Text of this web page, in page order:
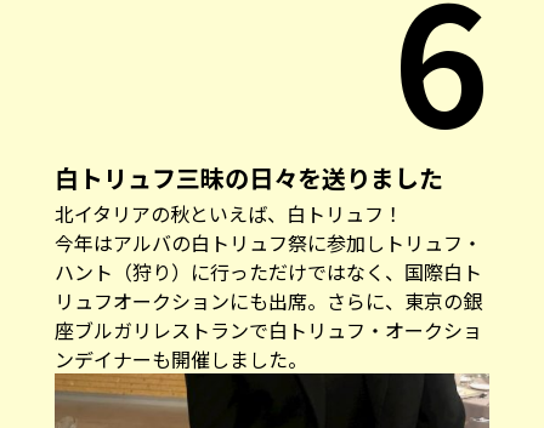
6
白トリュフ三昧の日々を送りました
北イタリアの秋といえば、白トリュフ！
今年はアルバの白トリュフ祭に参加しトリュフ・
ハント（狩り）に行っただけではなく、国際白ト
リュフオークションにも出席。さらに、東京の銀
座ブルガリレストランで白トリュフ・オークショ
ンデイナーも開催しました。